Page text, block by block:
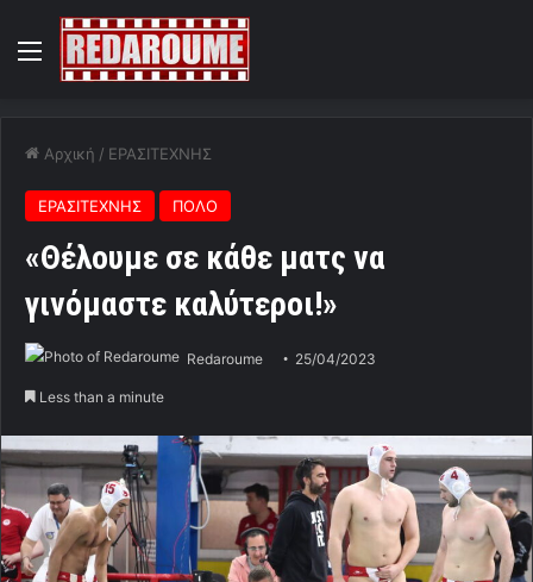
Menu
Αρχική / ΕΡΑΣΙΤΕΧΝΗΣ
ΕΡΑΣΙΤΕΧΝΗΣ ΠΟΛΟ
«Θέλουμε σε κάθε ματς να
γινόμαστε καλύτεροι!»
Redaroume 25/04/2023
Less than a minute